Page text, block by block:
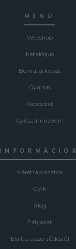
MENÜ
Webshop
Katalógus
Bemutatkozás
Gyártás
Kapcsolat
Gyűszűmúzeum
INFORMÁCIÓK
Mérettáblázatok
GyIK
Blog
Pályázat
Elállás a szerződéstől